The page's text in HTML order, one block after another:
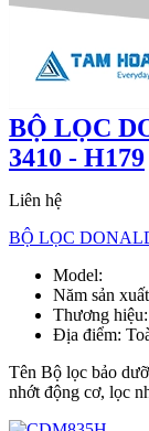
BỘ LỌC
3410 - H179
Liên hệ
BỘ LỌC
Model:
Năm sản
Thương hiệu:
Địa điểm:
Tên Bộ lọc bảo
nhớt động cơ, lọc